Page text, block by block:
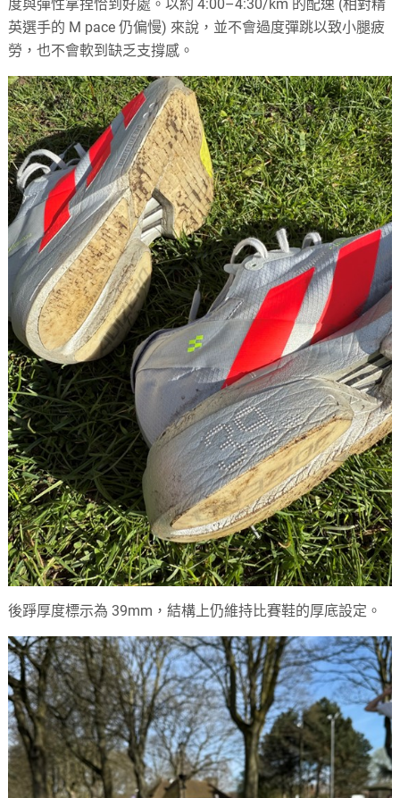
度與彈性拿捏恰到好處。以約 4:00–4:30/km 的配速 (相對精
英選手的 M pace 仍偏慢) 來說，並不會過度彈跳以致小腿疲
勞，也不會軟到缺乏支撐感。
後踭厚度標示為 39mm，結構上仍維持比賽鞋的厚底設定。